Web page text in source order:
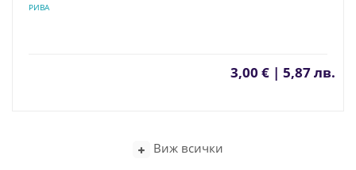
РИВА
3,00 € | 5,87 лв.
Виж всички